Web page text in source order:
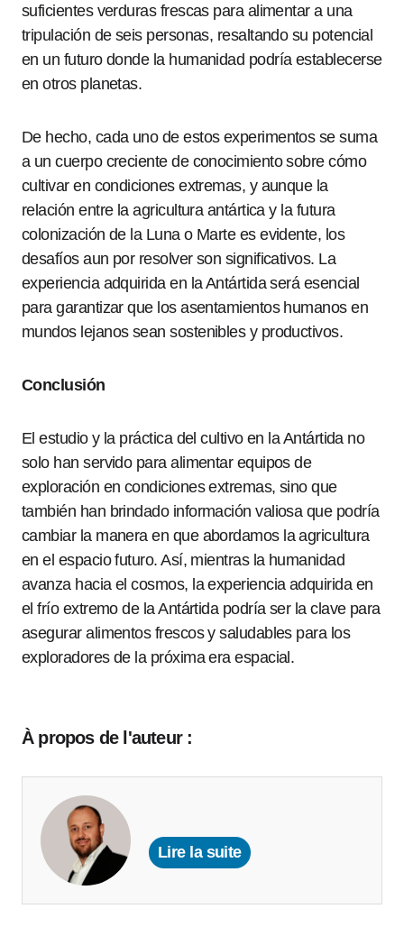
suficientes verduras frescas para alimentar a una
tripulación de seis personas, resaltando su potencial
en un futuro donde la humanidad podría establecerse
en otros planetas.
De hecho, cada uno de estos experimentos se suma
a un cuerpo creciente de conocimiento sobre cómo
cultivar en condiciones extremas, y aunque la
relación entre la agricultura antártica y la futura
colonización de la Luna o Marte es evidente, los
desafíos aun por resolver son significativos. La
experiencia adquirida en la Antártida será esencial
para garantizar que los asentamientos humanos en
mundos lejanos sean sostenibles y productivos.
Conclusión
El estudio y la práctica del cultivo en la Antártida no
solo han servido para alimentar equipos de
exploración en condiciones extremas, sino que
también han brindado información valiosa que podría
cambiar la manera en que abordamos la agricultura
en el espacio futuro. Así, mientras la humanidad
avanza hacia el cosmos, la experiencia adquirida en
el frío extremo de la Antártida podría ser la clave para
asegurar alimentos frescos y saludables para los
exploradores de la próxima era espacial.
À propos de l'auteur :
Lire la suite